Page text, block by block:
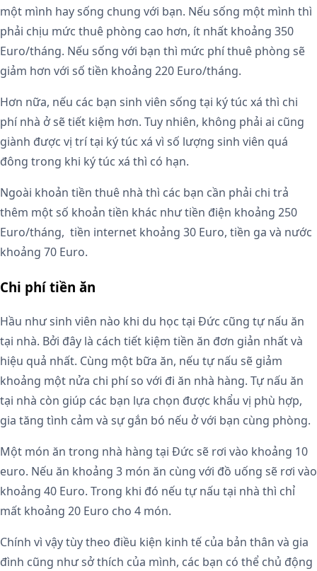
một mình hay sống chung với bạn. Nếu sống một mình thì
phải chịu mức thuê phòng cao hơn, ít nhất khoảng 350
Euro/tháng. Nếu sống với bạn thì mức phí thuê phòng sẽ
giảm hơn với số tiền khoảng 220 Euro/tháng.
Hơn nữa, nếu các bạn sinh viên sống tại ký túc xá thì chi
phí nhà ở sẽ tiết kiệm hơn. Tuy nhiên, không phải ai cũng
giành được vị trí tại ký túc xá vì số lượng sinh viên quá
đông trong khi ký túc xá thì có hạn.
Ngoài khoản tiền thuê nhà thì các bạn cần phải chi trả
thêm một số khoản tiền khác như tiền điện khoảng 250
Euro/tháng, tiền internet khoảng 30 Euro, tiền ga và nước
khoảng 70 Euro.
Chi phí tiền ăn
Hầu như sinh viên nào khi du học tại Đức cũng tự nấu ăn
tại nhà. Bởi đây là cách tiết kiệm tiền ăn đơn giản nhất và
hiệu quả nhất. Cùng một bữa ăn, nếu tự nấu sẽ giảm
khoảng một nửa chi phí so với đi ăn nhà hàng. Tự nấu ăn
tại nhà còn giúp các bạn lựa chọn được khẩu vị phù hợp,
gia tăng tình cảm và sự gắn bó nếu ở với bạn cùng phòng.
Một món ăn trong nhà hàng tại Đức sẽ rơi vào khoảng 10
euro. Nếu ăn khoảng 3 món ăn cùng với đồ uống sẽ rơi vào
khoảng 40 Euro. Trong khi đó nếu tự nấu tại nhà thì chỉ
mất khoảng 20 Euro cho 4 món.
Chính vì vậy tùy theo điều kiện kinh tế của bản thân và gia
đình cũng như sở thích của mình, các bạn có thể chủ động